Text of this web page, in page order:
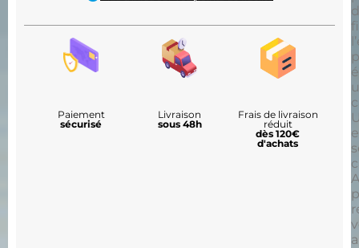
Paiement
sécurisé
Livraison
sous 48h
Frais de livraison
réduit
dès 120€
d'achats